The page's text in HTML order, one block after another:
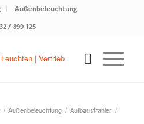
Außenbeleuchtung
/ 899 125
/ Außenbeleuchtung / Aufbaustrahler /